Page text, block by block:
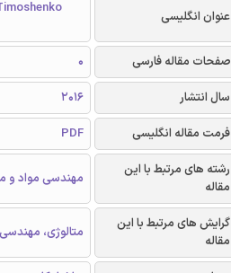
عنوان انگلیسی
صفحات مقاله فارسی
0
سال انتشار
2016
فرمت مقاله انگلیسی
PDF
رشته های مرتبط با این
مقاله
مهندسی مواد و
گرایش های مرتبط با این
مقاله
متالوژی،